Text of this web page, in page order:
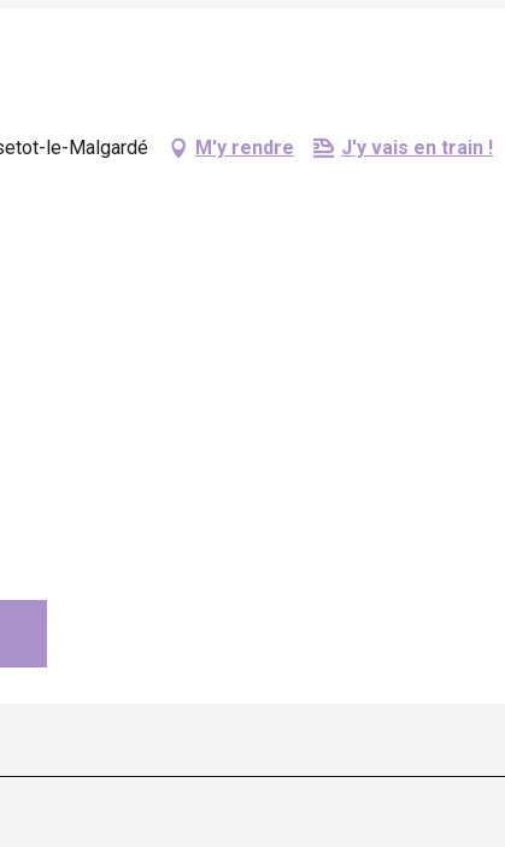
le-Malgardé M'y rendre J'y vais en train !